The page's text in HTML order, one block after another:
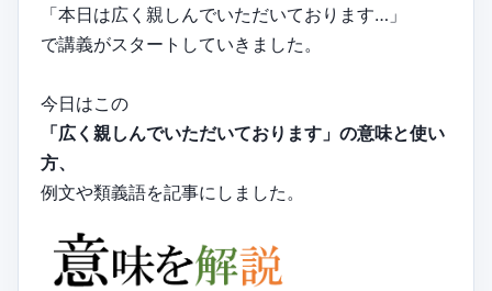
「本日は広く親しんでいただいております…」
で講義がスタートしていきました。
今日はこの
「広く親しんでいただいております」の意味と使い
方、
例文や類義語を記事にしました。